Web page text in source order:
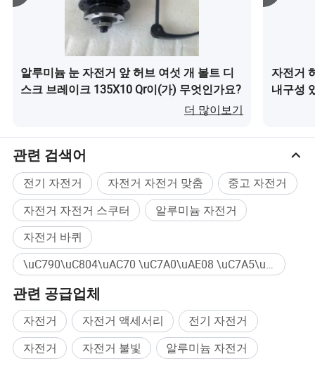
알루미늄 눈 자전거 앞 허브 여섯 개 볼트 디
스크 브레이크 135X10 Qr이(가) 무엇인가요?
더 많이보기
자전거
내구성
관련 검색어
전기 자전거 자전거 자전거 맞춤
중고 자전거
자전거 자전거 스쿠터
알루미늄 자전거
자전거 바퀴
\uC790\uC804\uAC70 \uC7A0\uAE08 \uC7A5\uCE58 대량구매
관련 공급업체
자전거 자전거 액세서리
전기 자전거
자전거
자전거 불빛 알루미늄 자전거